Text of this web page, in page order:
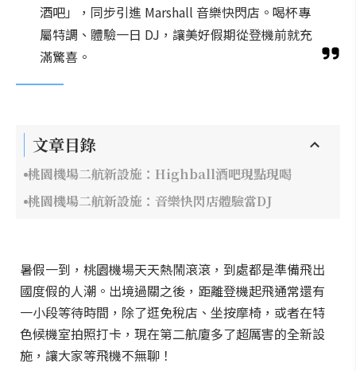
酒吧」，同步引進 Marshall 音樂快閃店。喝杯專
屬特調、體驗一日 DJ，讓美好假期從登機前就充
滿驚喜。
文章目錄
桃園機場二航新設施：Highball酒吧現點現喝
桃園機場二航新設施：音樂快閃店體驗當DJ
暑假一到，桃園機場天天熱鬧滾滾，到處都是準備飛出
國度假的人潮。出境過關之後，距離登機起飛通常還有
一小段等待時間，除了逛免稅店、坐按摩椅，或者在特
色候機室拍照打卡，現在第二航廈多了超厲害的全新設
施，讓大家等飛機不無聊！